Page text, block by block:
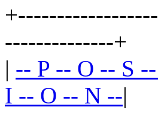
--------------+
| -- P -- O -- S
I -- O -- N --|